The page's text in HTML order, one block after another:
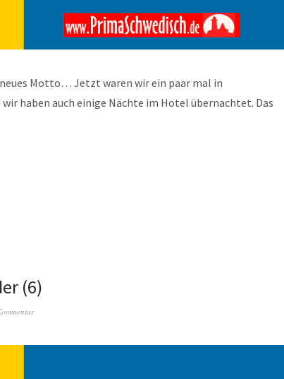
Motto… Jetzt waren wir ein paar mal in
haben auch einige Nächte im Hotel übernachtet. Das
(6)